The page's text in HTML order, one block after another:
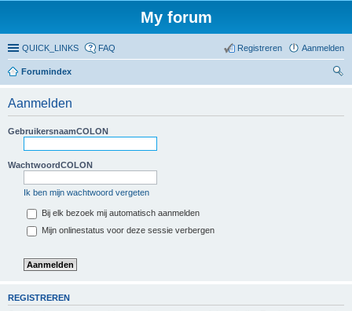
My forum
QUICK_LINKS FAQ Aanmelden
Registreren
Forumindex
Aanmelden
GebruikersnaamCOLON
WachtwoordCOLON
Ik ben mijn wachtwoord vergeten
Bij elk bezoek mij automatisch aanmelden
Mijn onlinestatus voor deze sessie verbergen
REGISTREREN